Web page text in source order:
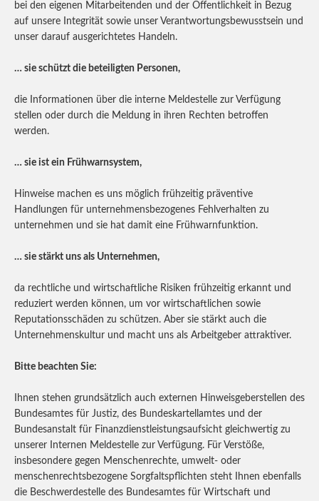
bei den eigenen Mitarbeitenden und der Öffentlichkeit in Bezug
auf unsere Integrität sowie unser Verantwortungsbewusstsein und
unser darauf ausgerichtetes Handeln.
… sie schützt die beteiligten Personen,
die Informationen über die interne Meldestelle zur Verfügung
stellen oder durch die Meldung in ihren Rechten betroffen
werden.
… sie ist ein Frühwarnsystem,
Hinweise machen es uns möglich frühzeitig präventive
Handlungen für unternehmensbezogenes Fehlverhalten zu
unternehmen und sie hat damit eine Frühwarnfunktion.
… sie stärkt uns als Unternehmen,
da rechtliche und wirtschaftliche Risiken frühzeitig erkannt und
reduziert werden können, um vor wirtschaftlichen sowie
Reputationsschäden zu schützen. Aber sie stärkt auch die
Unternehmenskultur und macht uns als Arbeitgeber attraktiver.
Bitte beachten Sie:
Ihnen stehen grundsätzlich auch externen Hinweisgeberstellen des
Bundesamtes für Justiz, des Bundeskartellamtes und der
Bundesanstalt für Finanzdienstleistungsaufsicht gleichwertig zu
unserer Internen Meldestelle zur Verfügung. Für Verstöße,
insbesondere gegen Menschenrechte, umwelt- oder
menschenrechtsbezogene Sorgfaltspflichten steht Ihnen ebenfalls
die Beschwerdestelle des Bundesamtes für Wirtschaft und